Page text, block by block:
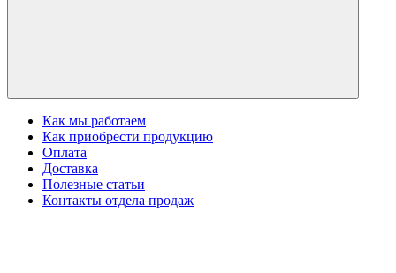
Как мы работаем
Как приобрести продукцию
Оплата
Доставка
Полезные статьи
Контакты отдела продаж